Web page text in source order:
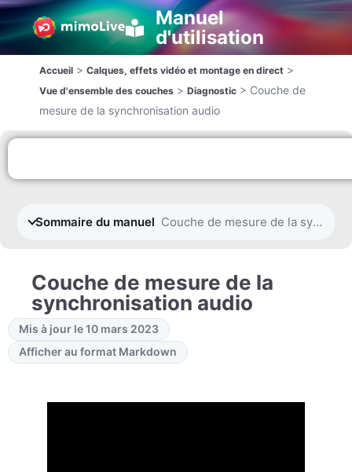
Manuel
d'utilisation
Accueil > Calques, effets vidéo et montage en direct >
Vue d'ensemble des couches > Diagnostic > Couche de
mesure de la synchronisation audio
Sommaire du manuel Couche de mesure de la
Couche de mesure de la
synchronisation audio
Mis à jour le 10 mars 2023
Afficher au format Markdown